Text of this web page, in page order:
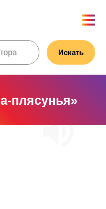
Искать
плясунья»